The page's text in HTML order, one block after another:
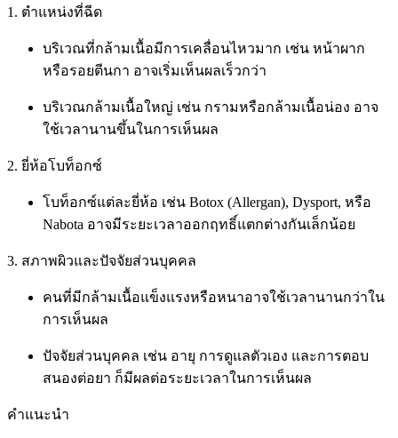
1. ตำแหน่งที่ฉีด
บริเวณที่กล้ามเนื้อมีการเคลื่อนไหวมาก เช่น หน้าผาก
หรือรอยตีนกา อาจเริ่มเห็นผลเร็วกว่า
บริเวณกล้ามเนื้อใหญ่ เช่น กรามหรือกล้ามเนื้อน่อง อาจ
ใช้เวลานานขึ้นในการเห็นผล
2. ยี่ห้อโบท็อกซ์
โบท็อกซ์แต่ละยี่ห้อ เช่น Botox (Allergan), Dysport, หรือ
Nabota อาจมีระยะเวลาออกฤทธิ์แตกต่างกันเล็กน้อย
3. สภาพผิวและปัจจัยส่วนบุคคล
คนที่มีกล้ามเนื้อแข็งแรงหรือหนาอาจใช้เวลานานกว่าใน
การเห็นผล
ปัจจัยส่วนบุคคล เช่น อายุ การดูแลตัวเอง และการตอบ
สนองต่อยา ก็มีผลต่อระยะเวลาในการเห็นผล
คำแนะนำ